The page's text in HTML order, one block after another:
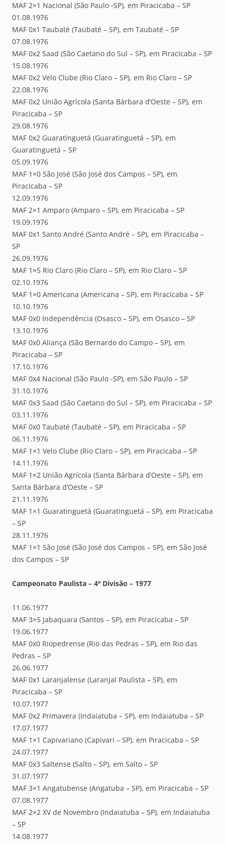
MAF 2×1 Nacional (São Paulo -SP), em Piracicaba – SP
01.08.1976
MAF 0x1 Taubaté (Taubaté – SP), em Taubaté – SP
07.08.1976
MAF 0x2 Saad (São Caetano do Sul – SP), em Piracicaba – SP
15.08.1976
MAF 0x2 Velo Clube (Rio Claro – SP), em Rio Claro – SP
22.08.1976
MAF 0x2 União Agrícola (Santa Bárbara d’Oeste – SP), em
Piracicaba – SP
29.08.1976
MAF 0x2 Guaratinguetá (Guaratinguetá – SP), em
Guaratinguetá – SP
05.09.1976
MAF 1×0 São José (São José dos Campos – SP), em
Piracicaba – SP
12.09.1976
MAF 2×1 Amparo (Amparo – SP), em Piracicaba – SP
19.09.1976
MAF 0x1 Santo André (Santo André – SP), em Piracicaba –
SP
26.09.1976
MAF 1×5 Rio Claro (Rio Claro – SP), em Rio Claro – SP
02.10.1976
MAF 1×0 Americana (Americana – SP), em Piracicaba – SP
10.10.1976
MAF 0x0 Independência (Osasco – SP), em Osasco – SP
13.10.1976
MAF 0x0 Aliança (São Bernardo do Campo – SP), em
Piracicaba – SP
17.10.1976
MAF 0x4 Nacional (São Paulo -SP), em São Paulo – SP
31.10.1976
MAF 0x3 Saad (São Caetano do Sul – SP), em Piracicaba – SP
03.11.1976
MAF 0x0 Taubaté (Taubaté – SP), em Piracicaba – SP
06.11.1976
MAF 1×1 Velo Clube (Rio Claro – SP), em Piracicaba – SP
14.11.1976
MAF 1×2 União Agrícola (Santa Bárbara d’Oeste – SP), em
Santa Bárbara d’Oeste – SP
21.11.1976
MAF 1×1 Guaratinguetá (Guaratinguetá – SP), em Piracicaba
– SP
28.11.1976
MAF 1×1 São José (São José dos Campos – SP), em São José
dos Campos – SP
Campeonato Paulista – 4ª Divisão – 1977
11.06.1977
MAF 3×5 Jabaquara (Santos – SP), em Piracicaba – SP
19.06.1977
MAF 0x0 Riopedrense (Rio das Pedras – SP), em Rio das
Pedras – SP
26.06.1977
MAF 0x1 Laranjalense (Laranjal Paulista – SP), em
Piracicaba – SP
10.07.1977
MAF 0x2 Primavera (Indaiatuba – SP), em Indaiatuba – SP
17.07.1977
MAF 1×1 Capivariano (Capivari – SP), em Piracicaba – SP
24.07.1977
MAF 0x3 Saltense (Salto – SP), em Salto – SP
31.07.1977
MAF 3×1 Angatubense (Angatuba – SP), em Piracicaba – SP
07.08.1977
MAF 2×2 XV de Novembro (Indaiatuba – SP), em Indaiatuba
– SP
14.08.1977